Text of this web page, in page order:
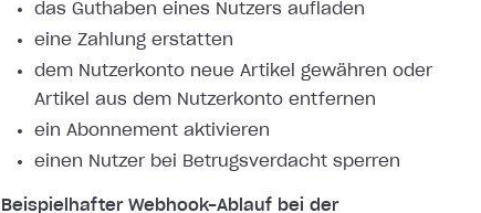
das Guthaben eines Nutzers aufladen
eine Zahlung erstatten
dem Nutzerkonto neue Artikel gewähren oder
Artikel aus dem Nutzerkonto entfernen
ein Abonnement aktivieren
einen Nutzer bei Betrugsverdacht sperren
Beispielhafter Webhook-Ablauf bei der